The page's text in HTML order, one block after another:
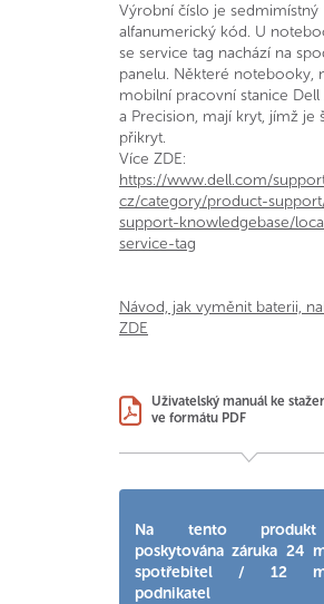
Výrobní číslo je sedmimístný
alfanumerický kód. U
se service tag nachází na
panelu. Některé notebooky,
mobilní pracovní stanice Dell
a Precision, mají kryt, jímž je
přikryt.
Více ZDE:
https://www.dell.com/
cz/category/product-
support-knowledgebase/
service-tag
Návod, jak vyměnit baterii,
ZDE
Uživatelský manuál ke
ve formátu PDF
Na tento
poskytována záruka 24
spotřebitel / 12
podnikatel